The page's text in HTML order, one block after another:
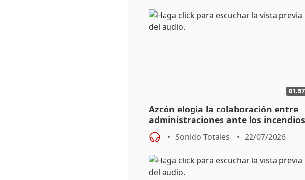
01:57
Azcón elogia la colaboración entre
administraciones ante los incendios
forestales
Sonido Totales 22/07/2026